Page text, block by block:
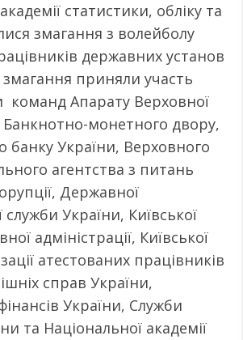
статистики, обліку та
змагання з волейболу
державних установ
змагання приняли участь
команд Апарату Верховної
Банкнотно-монетного двору,
банку України, Верховного
агентства з питань
Державної
служби України, Київської
адміністрації, Київської
атестованих працівників
справ України,
України, Служби
та Національної академії